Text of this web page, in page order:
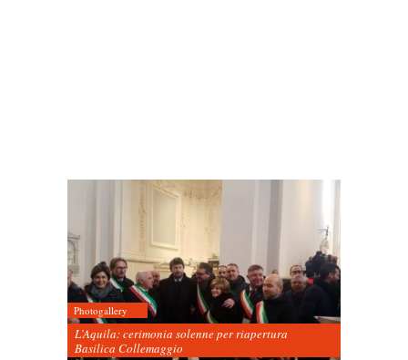
Photogallery
L’Aquila: cerimonia solenne per riapertura
Basilica Collemaggio